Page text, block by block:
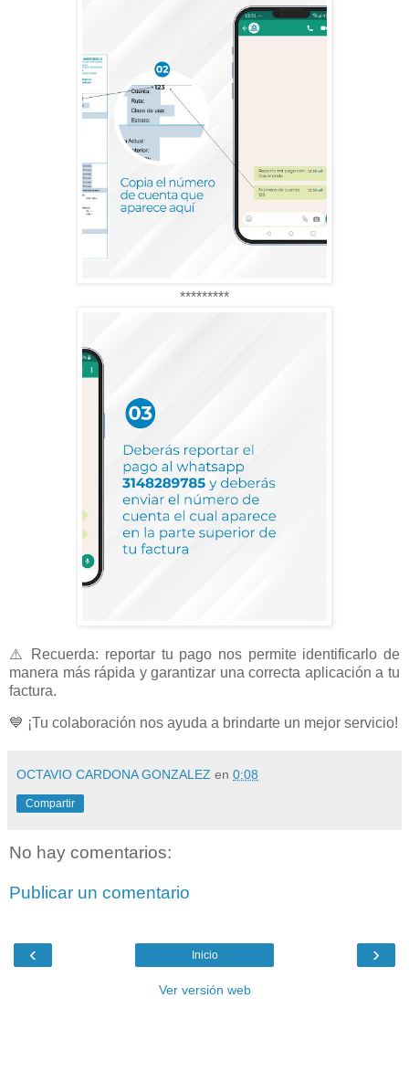
*********
⚠️ Recuerda: reportar tu pago nos permite identificarlo de
manera más rápida y garantizar una correcta aplicación a tu
factura.
💙 ¡Tu colaboración nos ayuda a brindarte un mejor servicio!
OCTAVIO CARDONA GONZALEZ en 0:08
Compartir
No hay comentarios:
Publicar un comentario
‹ ›
Inicio
Ver versión web